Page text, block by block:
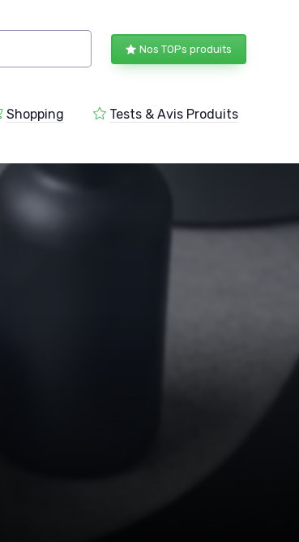
Nos TOPs produits
Shopping Tests & Avis Produits